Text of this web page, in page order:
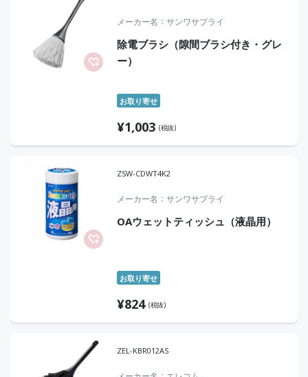
メーカー名 サンワサプライ
除電ブラシ（隙間ブラシ付き・グレ
ー）
お取り寄せ
¥1,003 (税抜)
ZSW-CDWT4K2
メーカー名 サンワサプライ
OAウェットティッシュ（液晶用）
お取り寄せ
¥824 (税抜)
ZEL-KBR012AS